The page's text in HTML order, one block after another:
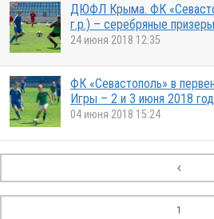
ДЮФЛ Крыма. ФК
г.р.) – серебряные
24 июня 2018 12:35
ФК «Севастополь» в
Игры – 2 и 3 июня 2018
04 июня 2018 15:24
1